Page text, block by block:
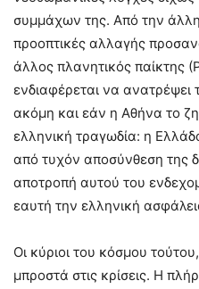
συμμάχων της. Από την
προοπτικές αλλαγής
άλλος πλανητικός παίκτης
ενδιαφέρεται να ανατρέψει
ακόμη και εάν η Αθήνα το
ελληνική τραγωδία: η
από τυχόν αποσύνθεση της
αποτροπή αυτού του
εαυτή την ελληνική
Οι κύριοι του κόσμου
μπροστά στις κρίσεις. Η